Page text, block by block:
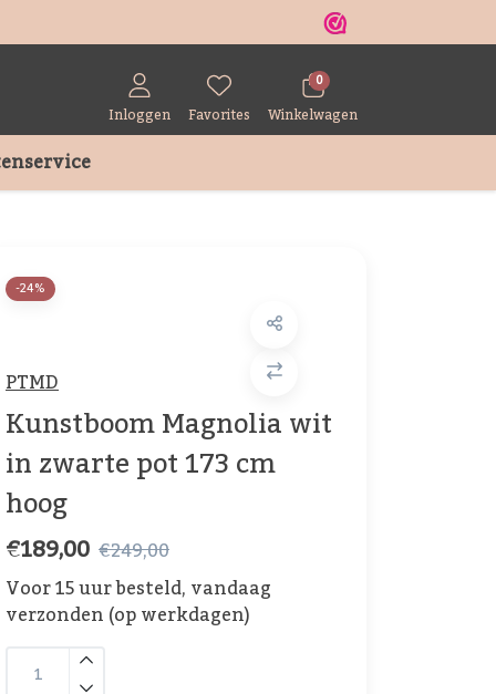
Inloggen Favorites
0
Winkelwagen
-24%
PTMD
Kunstboom Magnolia wit
in zwarte pot 173 cm
hoog
€189,00 €249,00
Voor 15 uur besteld, vandaag
verzonden (op werkdagen)